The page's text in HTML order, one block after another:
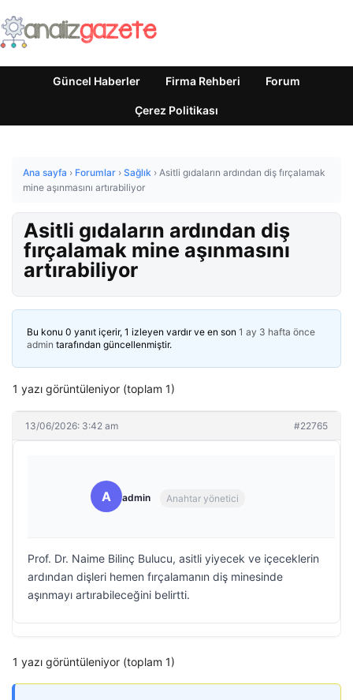
Güncel Haberler Firma Rehberi Forum
Çerez Politikası
Ana sayfa › Forumlar › Sağlık › Asitli gıdaların ardından diş fırçalamak
mine aşınmasını artırabiliyor
Asitli gıdaların ardından diş
fırçalamak mine aşınmasını
artırabiliyor
Bu konu 0 yanıt içerir, 1 izleyen vardır ve en son 1 ay 3 hafta önce
admin tarafından güncellenmiştir.
1 yazı görüntüleniyor (toplam 1)
13/06/2026: 3:42 am #22765
A admin Anahtar yönetici
Prof. Dr. Naime Bilinç Bulucu, asitli yiyecek ve içeceklerin
ardından dişleri hemen fırçalamanın diş minesinde
aşınmayı artırabileceğini belirtti.
1 yazı görüntüleniyor (toplam 1)